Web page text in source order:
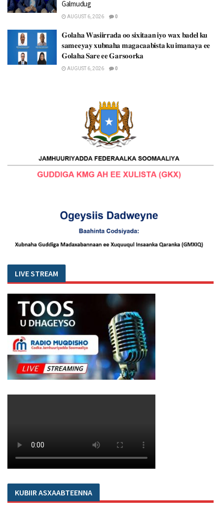
Galmudug
AUGUST 6, 2026 0
𝐆𝐨𝐥𝐚𝐡𝐚 𝐖𝐚𝐬𝐢𝐢𝐫𝐫𝐚𝐝𝐚 𝐨𝐨 𝐬𝐢𝐱𝐢𝐭𝐚𝐚𝐧 𝐢𝐲𝐨 𝐰𝐚𝐱 𝐛𝐚𝐝𝐞𝐥 𝐤𝐮
𝐬𝐚𝐦𝐞𝐞𝐲𝐚𝐲 𝐱𝐮𝐛𝐧𝐚𝐡𝐚 𝐦𝐚𝐠𝐚𝐜𝐚𝐚𝐛𝐢𝐬𝐭𝐚 𝐤𝐮 𝐢𝐦𝐚𝐧𝐚𝐲𝐚 𝐞𝐞
𝐆𝐨𝐥𝐚𝐡𝐚 𝐒𝐚𝐫𝐞 𝐞𝐞 𝐆𝐚𝐫𝐬𝐨𝐨𝐫𝐤𝐚
AUGUST 6, 2026 0
LIVE STREAM
KUBIIR ASXAABTEENNA